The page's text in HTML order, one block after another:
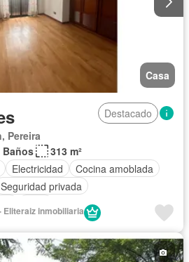
Casa
Destacado
Pereira
Baños
313 m²
Electricidad
Cocina amoblada
Seguridad privada
Eliteraiz inmobiliaria